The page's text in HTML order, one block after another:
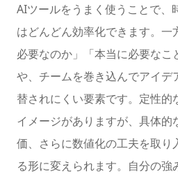
AIツールをうまく使うことで、
はどんどん効率化できます。
必要なのか」「本当に必要なこ
や、チームを巻き込んでアイデ
替されにくい要素です。定性的
イメージがありますが、具体的
価、さらに数値化の工夫を取り
る形に変えられます。自分の強